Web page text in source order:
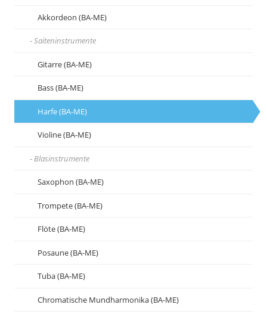
Akkordeon (BA-ME)
Saiteninstrumente
Gitarre (BA-ME)
Bass (BA-ME)
Harfe (BA-ME)
Violine (BA-ME)
Blasinstrumente
Saxophon (BA-ME)
Trompete (BA-ME)
Flöte (BA-ME)
Posaune (BA-ME)
Tuba (BA-ME)
Chromatische Mundharmonika (BA-ME)